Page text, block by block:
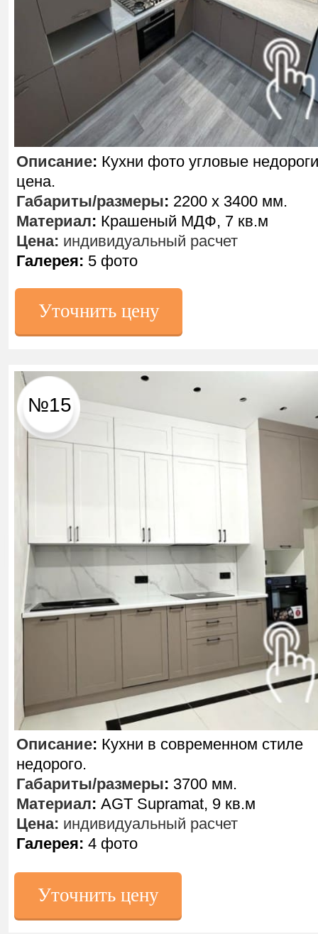
Описание: Кухни в современном стиле
недорого.
Габариты/размеры: 3700 мм.
Материал: AGT Supramat, 9 кв.м
Цена: индивидуальный расчет
Галерея: 4 фото
№15
Описание: Кухни фото угловые
цена.
Габариты/размеры: 2200 х 3400 мм.
Материал: Крашеный МДФ, 7 кв.м
Цена: индивидуальный расчет
Галерея: 5 фото
Уточнить цену
Уточнить цену